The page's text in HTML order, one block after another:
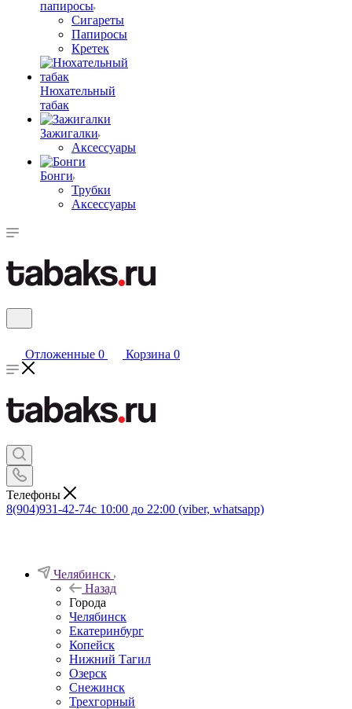
папиросы
Сигареты
Папиросы
Кретек
Нюхательный
табак
Зажигалки
Аксессуары
Бонги
Трубки
Аксессуары
Отложенные 0 Корзина 0
Телефоны
8(904)931-42-74с 10:00 до 22:00 (viber, whatsapp)
Челябинск
Назад
Города
Челябинск
Екатеринбург
Копейск
Нижний Тагил
Озерск
Снежинск
Трехгорный